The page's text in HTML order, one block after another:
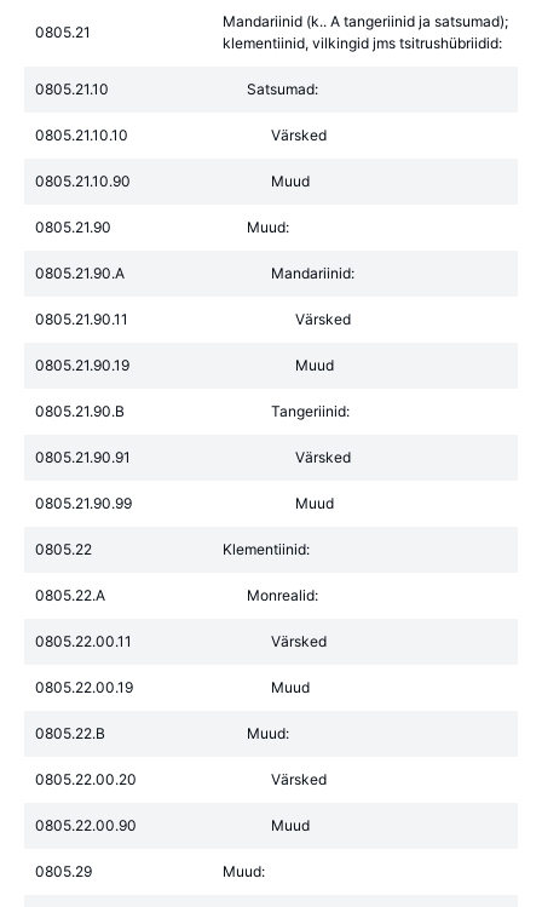
0805.21
Mandariinid (k.. A tangeriinid ja satsumad);
klementiinid, vilkingid jms tsitrushübriidid:
0805.21.10 Satsumad:
0805.21.10.10 Värsked
0805.21.10.90 Muud
0805.21.90 Muud:
0805.21.90.A Mandariinid:
0805.21.90.11 Värsked
0805.21.90.19 Muud
0805.21.90.B Tangeriinid:
0805.21.90.91 Värsked
0805.21.90.99 Muud
0805.22 Klementiinid:
0805.22.A Monrealid:
0805.22.00.11 Värsked
0805.22.00.19 Muud
0805.22.B Muud:
0805.22.00.20 Värsked
0805.22.00.90 Muud
0805.29 Muud: